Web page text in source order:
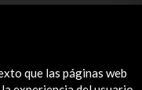
que las páginas web